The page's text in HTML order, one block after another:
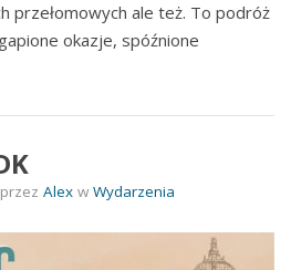
przełomowych ale też. To podróż
okazje, spóźnione
przez Alex w Wydarzenia